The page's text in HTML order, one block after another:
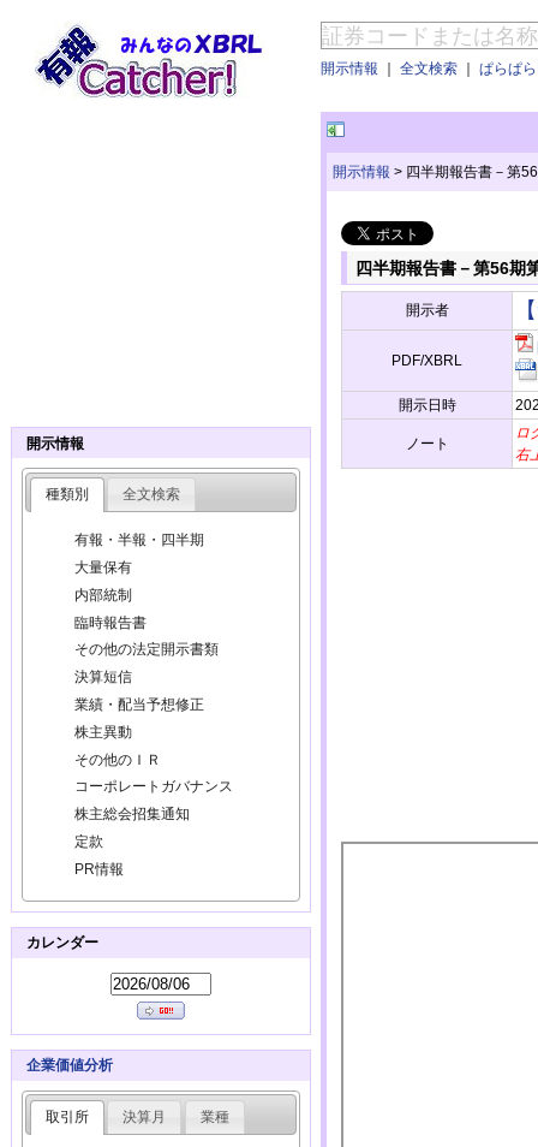
開示情報 ｜ 全文検索 ｜ ぱらぱ
開示情報 > 四半期報告書－第
四半期報告書－第56期
開示者
PDF/XBRL
開示日時
ノート
ロ
右
開示情報
種類別 全文検索
有報・半報・四半期
大量保有
内部統制
臨時報告書
その他の法定開示書類
決算短信
業績・配当予想修正
株主異動
その他のＩＲ
コーポレートガバナンス
株主総会招集通知
定款
PR情報
カレンダー
企業価値分析
取引所 決算月 業種